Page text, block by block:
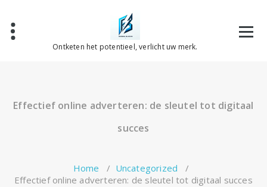
inhoud
Ontketen het potentieel, verlicht uw merk.
Effectief online adverteren: de sleutel tot digitaal
succes
Home / Uncategorized /
Effectief online adverteren: de sleutel tot digitaal succes